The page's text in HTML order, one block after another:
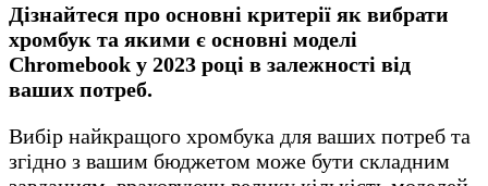
Дізнайтеся про основні критерії як вибрати
хромбук та якими є основні моделі
Chromebook у 2023 році в залежності від
ваших потреб.
Вибір найкращого хромбука для ваших потреб та
згідно з вашим бюджетом може бути складним